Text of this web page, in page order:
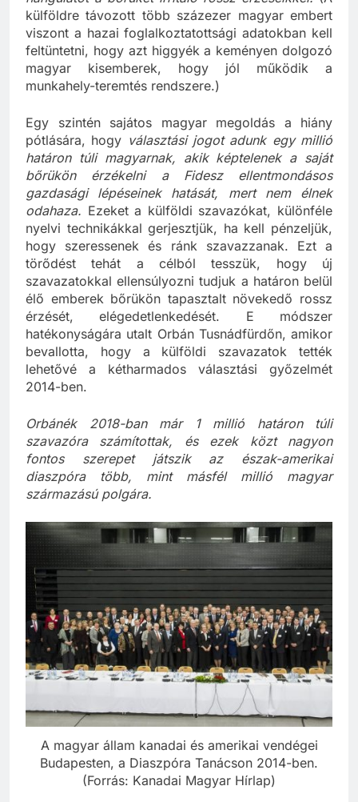
külföldre távozott több százezer magyar embert
viszont a hazai foglalkoztatottsági adatokban kell
feltüntetni, hogy azt higgyék a keményen dolgozó
magyar kisemberek, hogy jól működik a
munkahely-teremtés rendszere.)
Egy szintén sajátos magyar megoldás a hiány
pótlására, hogy választási jogot adunk egy millió
határon túli magyarnak, akik képtelenek a saját
bőrükön érzékelni a Fidesz ellentmondásos
gazdasági lépéseinek hatását, mert nem élnek
odahaza. Ezeket a külföldi szavazókat, különféle
nyelvi technikákkal gerjesztjük, ha kell pénzeljük,
hogy szeressenek és ránk szavazzanak. Ezt a
törődést tehát a célból tesszük, hogy új
szavazatokkal ellensúlyozni tudjuk a határon belül
élő emberek bőrükön tapasztalt növekedő rossz
érzését, elégedetlenkedését. E módszer
hatékonyságára utalt Orbán Tusnádfürdőn, amikor
bevallotta, hogy a külföldi szavazatok tették
lehetővé a kétharmados választási győzelmét
2014-ben.
Orbánék 2018-ban már 1 millió határon túli
szavazóra számítottak, és ezek közt nagyon
fontos szerepet játszik az észak-amerikai
diaszpóra több, mint másfél millió magyar
származású polgára.
A magyar állam kanadai és amerikai vendégei
Budapesten, a Diaszpóra Tanácson 2014-ben.
(Forrás: Kanadai Magyar Hírlap)